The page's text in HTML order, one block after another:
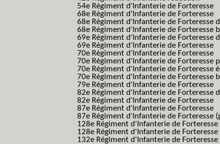
54e Régiment d'Infanterie de Forteresse
68e Régiment d'Infanterie de Forteresse
68e Régiment d'Infanterie de Forteresse
68e Régiment d'Infanterie de Forteresse
69e Régiment d'Infanterie de Forteresse
69e Régiment d'Infanterie de Forteresse
70e Régiment d'Infanterie de Forteresse
70e Régiment d'Infanterie de Forteresse
70e Régiment d'Infanterie de Forteresse
70e Régiment d'Infanterie de Forteresse
79e Régiment d'Infanterie de Forteresse
82e Régiment d'Infanterie de Forteresse
82e Régiment d'Infanterie de Forteresse
87e Régiment d'Infanterie de Forteresse
87e Régiment d'Infanterie de Forteresse
128e Régiment d'Infanterie de Forteresse
128e Régiment d'Infanterie de
132e Régiment d'Infanterie de Forteresse